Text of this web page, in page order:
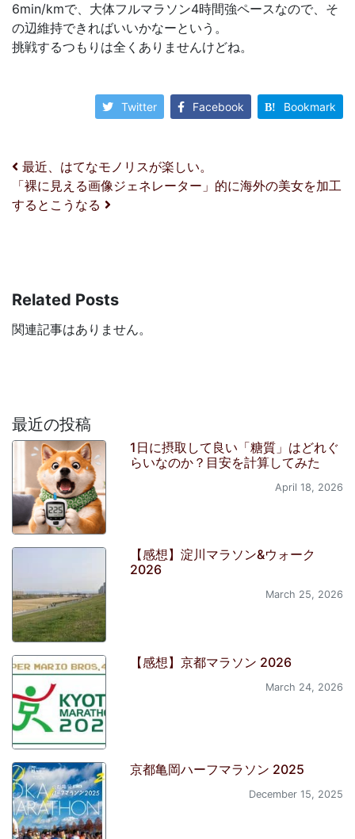
6min/kmで、大体フルマラソン4時間強ペースなので、そ
の辺維持できればいいかなーという。
挑戦するつもりは全くありませんけどね。
Twitter Facebook Bookmark
投稿ナビゲーション
最近、はてなモノリスが楽しい。
「裸に見える画像ジェネレーター」的に海外の美女を加工
するとこうなる
Related Posts
関連記事はありません。
最近の投稿
1日に摂取して良い「糖質」はどれぐ
らいなのか？目安を計算してみた
April 18, 2026
【感想】淀川マラソン&ウォーク
2026
March 25, 2026
【感想】京都マラソン 2026
March 24, 2026
京都亀岡ハーフマラソン 2025
December 15, 2025